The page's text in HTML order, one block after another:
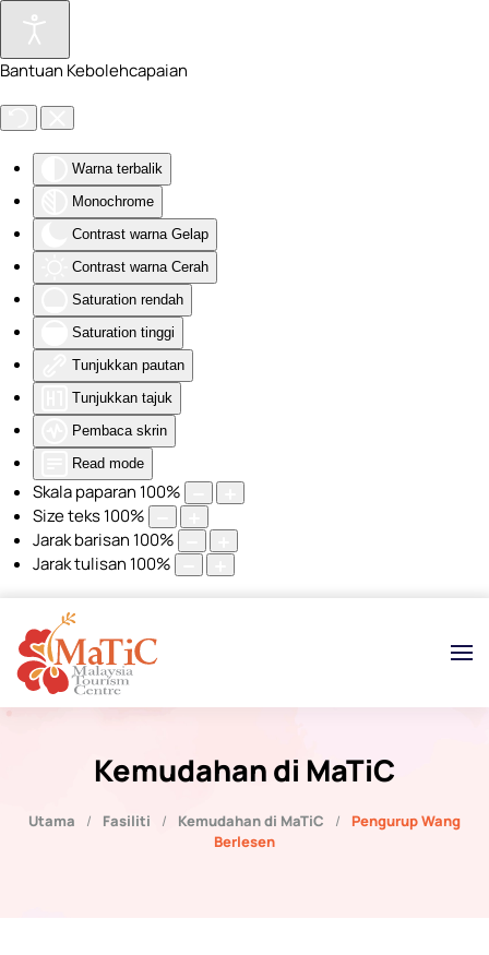
Bantuan Kebolehcapaian
Warna terbalik
Monochrome
Contrast warna Gelap
Contrast warna Cerah
Saturation rendah
Saturation tinggi
Tunjukkan pautan
Tunjukkan tajuk
Pembaca skrin
Read mode
Skala paparan 100%
Size teks100%
Jarak barisan 100%
Jarak tulisan 100%
Skip to main content
Kemudahan di MaTiC
Utama Fasiliti Kemudahan di MaTiC
Pengurup Wang
Berlesen